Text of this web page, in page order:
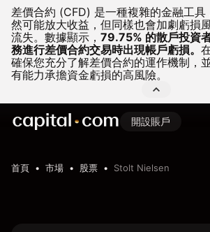
差價合約 (CFD) 是一種複雜的金融工具
然可能放大收益，但同樣也會加劇虧損
流失。 數據顯示， 79.75% 的散戶投資
務進行差價合約交易時出現帳戶虧損。
確保您充分了解差價合約的運作機制，
有能力承擔資金虧損的高風險。
開設賬戶
首頁 市場 股票 Stolt Nielsen